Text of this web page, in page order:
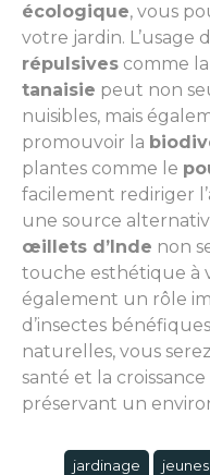
écologique, vous
votre jardin. L’usage
répulsives comme la
tanaisie peut non
nuisibles, mais
promouvoir la
plantes comme le
facilement rediriger
une source
œillets d’Inde non
touche esthétique à
également un rôle
d’insectes
naturelles, vous
santé et la
préservant un
jardinage